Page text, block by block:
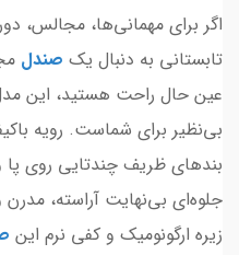
اگر برای مهمانی‌ها، مجالس،
تابستانی به دنبال یک صندل
عین حال راحت هستید، این
بی‌نظیر برای شماست. رویه
جلوه‌ای بی‌نهایت آراسته،
زیره ارگونومیک و کفی نرم این